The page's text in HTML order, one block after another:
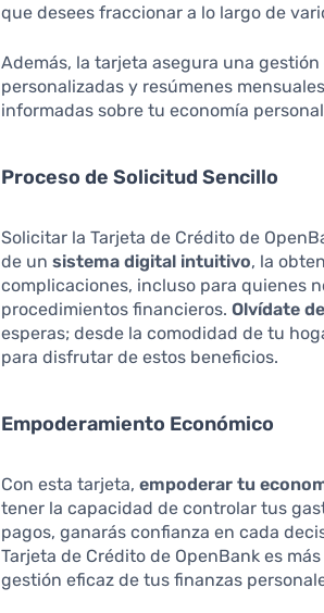
que desees fraccionar a lo largo de
Además, la tarjeta asegura una
personalizadas y resúmenes
informadas sobre tu economía
Proceso de Solicitud Sencillo
Solicitar la Tarjeta de Crédito de
de unsistema digital intuitivo, la
complicaciones, incluso para quienes
procedimientos financieros.Olvídate
esperas; desde la comodidad de tu
para disfrutar de estos beneficios.
Empoderamiento Económico
Con esta tarjeta,empoderar tu
tener la capacidad de controlar tus
pagos, ganarás confianza en cada
Tarjeta de Crédito de OpenBank es
gestión eficaz de tus finanzas